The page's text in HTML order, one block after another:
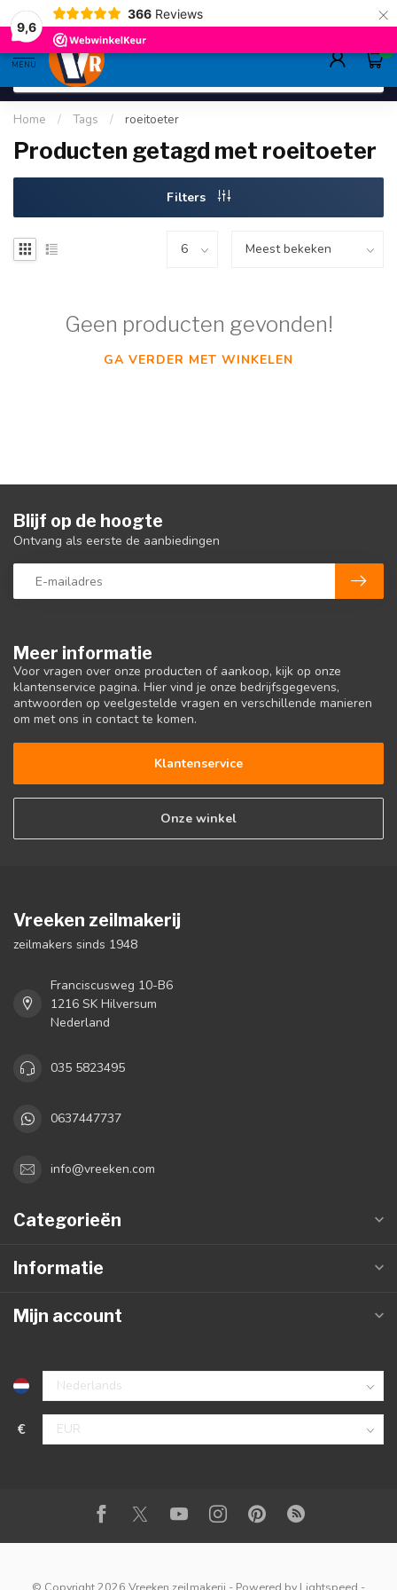
9,6
366 Reviews ×
deskundig adviessinds 1948 ruim
MENU
0
Home / Tags / roeitoeter
Producten getagd met roeitoeter
Filters
Geen producten gevonden!
GA VERDER MET WINKELEN
Meer informatie
Voor vragen over onze producten of aankoop, kijk op onze
klantenservice pagina. Hier vind je onze bedrijfsgegevens,
antwoorden op veelgestelde vragen en verschillende manieren
om met ons in contact te komen.
Klantenservice
Onze winkel
Blijf op de hoogte
Ontvang als eerste de aanbiedingen
Vreeken zeilmakerij
zeilmakers sinds 1948
Franciscusweg 10-B6
1216 SK Hilversum
Nederland
035 5823495
0637447737
info@vreeken.com
Categorieën
Informatie
Mijn account
€
© Copyright 2026 Vreeken zeilmakerij - Powered by Lightspeed -